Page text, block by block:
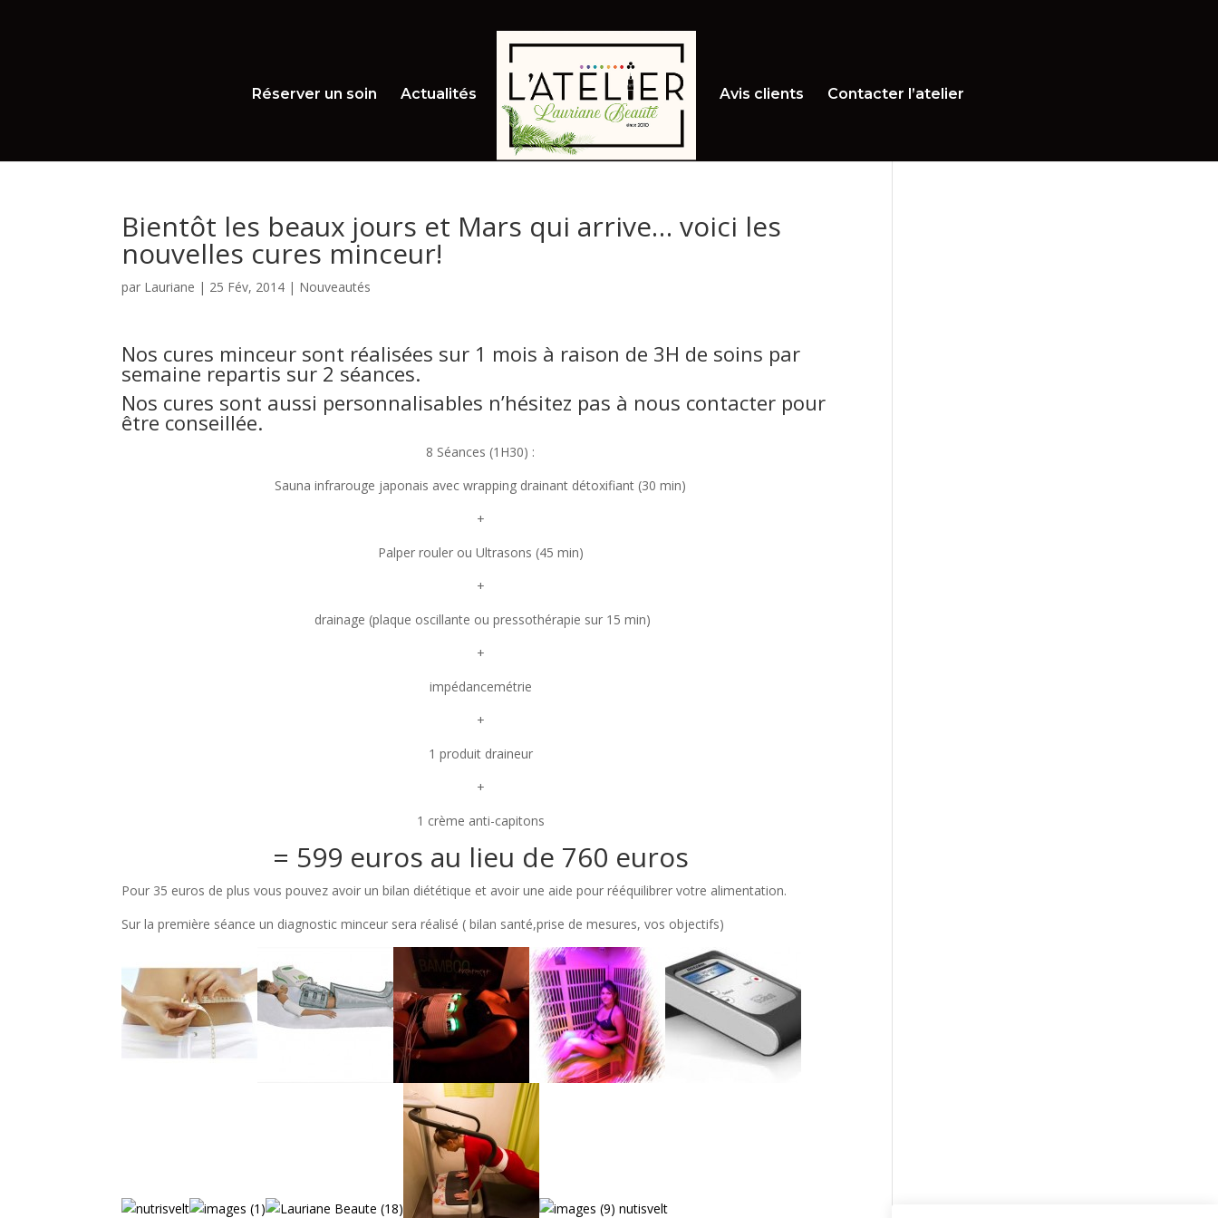
Réserver un soin Actualités Avis clients Contacter l’atelier
Bientôt les beaux jours et Mars qui arrive… voici les
nouvelles cures minceur!
par Lauriane | 25 Fév, 2014 | Nouveautés
Nos cures minceur sont réalisées sur 1 mois à raison de 3H de soins par
semaine repartis sur 2 séances.
Nos cures sont aussi personnalisables n’hésitez pas à nous contacter pour
être conseillée.
8 Séances (1H30) :
Sauna infrarouge japonais avec wrapping drainant détoxifiant (30 min)
+
Palper rouler ou Ultrasons (45 min)
+
drainage (plaque oscillante ou pressothérapie sur 15 min)
+
impédancemétrie
+
1 produit draineur
+
1 crème anti-capitons
= 599 euros au lieu de 760 euros
Pour 35 euros de plus vous pouvez avoir un bilan diététique et avoir une aide pour rééquilibrer votre alimentation.
Sur la première séance un diagnostic minceur sera réalisé ( bilan santé,prise de mesures, vos objectifs)